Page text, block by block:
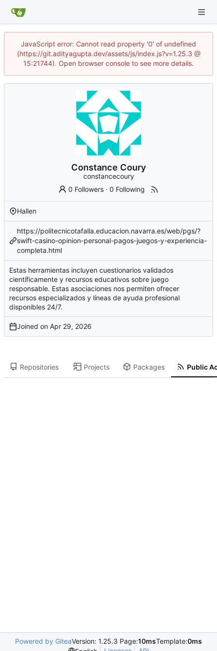
JavaScript error: Cannot read property '0' of undefined
(https://git.adityagupta.dev/assets/js/index.js?v=1.25.3 @
15:21744). Open browser console to see more details.
Constance Coury
constancecoury
0 Followers ·0 Following
Hallen
https://politecnicotafalla.educacion.navarra.es/web/pgs/?
swift-casino-opinion-personal-pagos-juegos-y-experiencia-
completa.html
Estas herramientas incluyen cuestionarios validados
científicamente y recursos educativos sobre juego
responsable. Estas asociaciones nos permiten ofrecer
recursos especializados y líneas de ayuda profesional
disponibles 24/7.
Joined on
Repositories Projects Packages Public
Powered by GiteaVersion: 1.25.3 Page:10msTemplate:0ms